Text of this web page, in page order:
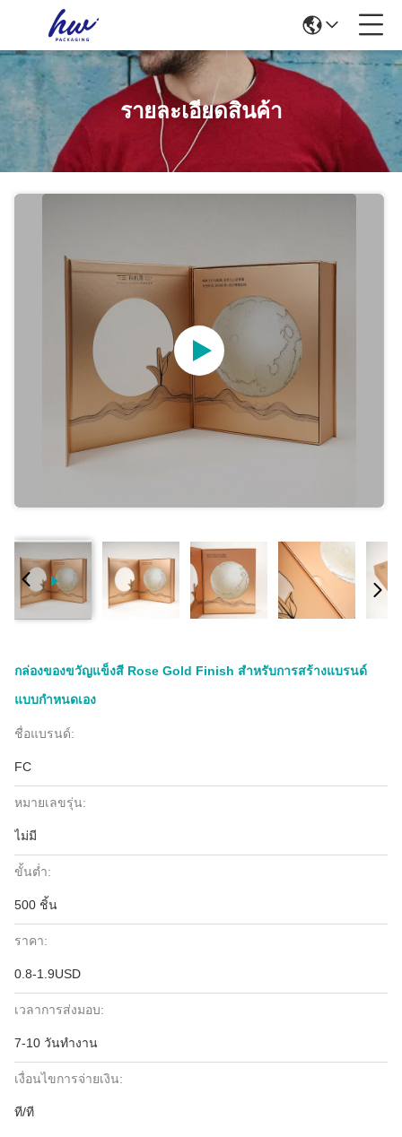
รายละเอียดสินค้า
กล่องของขวัญแข็งสี Rose Gold Finish สำหรับการสร้างแบรนด์
แบบกำหนดเอง
ชื่อแบรนด์:
FC
หมายเลขรุ่น:
ไม่มี
ขั้นต่ำ:
500 ชิ้น
ราคา:
0.8-1.9USD
เวลาการส่งมอบ:
7-10 วันทำงาน
เงื่อนไขการจ่ายเงิน:
ที/ที